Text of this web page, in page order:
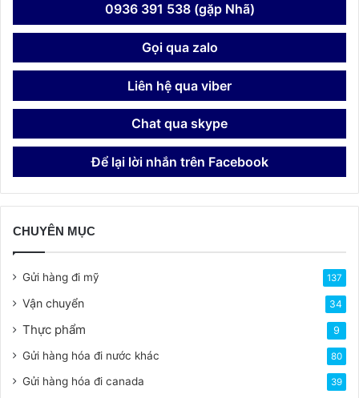
0936 391 538 (gặp Nhã)
Gọi qua zalo
Liên hệ qua viber
Chat qua skype
Để lại lời nhắn trên Facebook
CHUYÊN MỤC
Gửi hàng đi mỹ 137
Vận chuyển 34
Thực phẩm 9
Gửi hàng hóa đi nước khác 80
Gửi hàng hóa đi canada 39